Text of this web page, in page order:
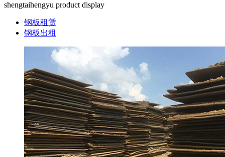
shengtaihengyu product display
钢板租赁
钢板出租